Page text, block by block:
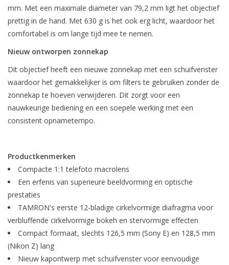
mm. Met een maximale diameter van 79,2 mm ligt het objectief
prettig in de hand. Met 630 g is het ook erg licht, waardoor het
comfortabel is om lange tijd mee te nemen.
Nieuw ontworpen zonnekap
Dit objectief heeft een nieuwe zonnekap met een schuifvenster
waardoor het gemakkelijker is om filters te gebruiken zonder de
zonnekap te hoeven verwijderen. Dit zorgt voor een
nauwkeurige bediening en een soepele werking met een
consistent opnametempo.
Productkenmerken
Compacte 1:1 telefoto macrolens
Een erfenis van superieure beeldvorming en optische
prestaties
TAMRON's eerste 12-bladige cirkelvormige diafragma voor
verbluffende cirkelvormige bokeh en stervormige effecten
Compact formaat, slechts 126,5 mm (Sony E) en 128,5 mm
(Nikon Z) lang
Nieuw kapontwerp met schuifvenster voor eenvoudige